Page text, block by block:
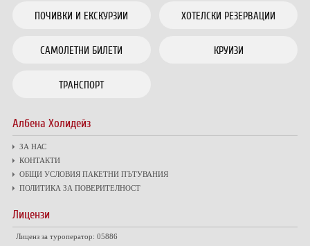
ПОЧИВКИ И ЕКСКУРЗИИ ХОТЕЛСКИ РЕЗЕРВАЦИИ
САМОЛЕТНИ БИЛЕТИ КРУИЗИ
ТРАНСПОРТ
Албена Холидейз
ЗА НАС
КОНТАКТИ
ОБЩИ УСЛОВИЯ ПАКЕТНИ ПЪТУВАНИЯ
ПОЛИТИКА ЗА ПОВЕРИТЕЛНОСТ
Лицензи
Лиценз за туроператор: 05886